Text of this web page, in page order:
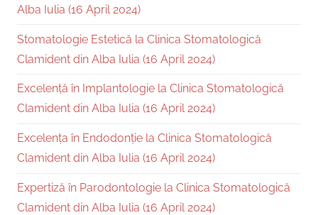
Alba Iulia (16 April 2024)
Stomatologie Estetică la Clinica Stomatologică
Clamident din Alba Iulia (16 April 2024)
Excelență în Implantologie la Clinica Stomatologică
Clamident din Alba Iulia (16 April 2024)
Excelența în Endodonție la Clinica Stomatologică
Clamident din Alba Iulia (16 April 2024)
Expertiză în Parodontologie la Clinica Stomatologică
Clamident din Alba Iulia (16 April 2024)